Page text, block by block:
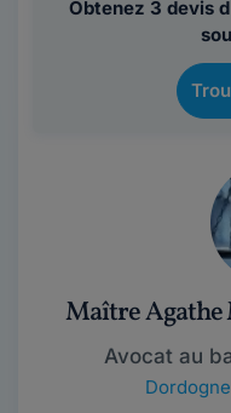
Obtenez 3 devis
Maître Agathe
Avocat au
Dordogne